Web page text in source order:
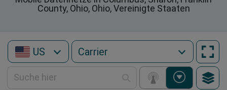
County, Ohio, Ohio, Vereinigte Staaten
US